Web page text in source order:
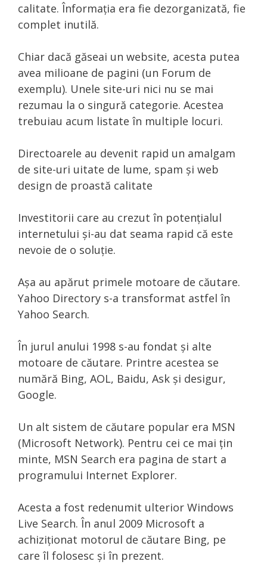
calitate. Înformația era fie dezorganizată, fie
complet inutilă.
Chiar dacă găseai un website, acesta putea
avea milioane de pagini (un Forum de
exemplu). Unele site-uri nici nu se mai
rezumau la o singură categorie. Acestea
trebuiau acum listate în multiple locuri.
Directoarele au devenit rapid un amalgam
de site-uri uitate de lume, spam și web
design de proastă calitate
Investitorii care au crezut în potențialul
internetului și-au dat seama rapid că este
nevoie de o soluție.
Așa au apărut primele motoare de căutare.
Yahoo Directory s-a transformat astfel în
Yahoo Search.
În jurul anului 1998 s-au fondat și alte
motoare de căutare. Printre acestea se
numără Bing, AOL, Baidu, Ask și desigur,
Google.
Un alt sistem de căutare popular era MSN
(Microsoft Network). Pentru cei ce mai țin
minte, MSN Search era pagina de start a
programului Internet Explorer.
Acesta a fost redenumit ulterior Windows
Live Search. În anul 2009 Microsoft a
achiziționat motorul de căutare Bing, pe
care îl folosesc și în prezent.